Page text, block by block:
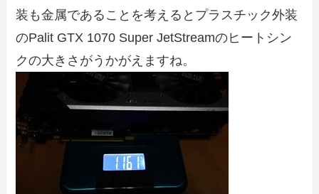
装も金属であることを考えるとプラスチック外装
のPalit GTX 1070 Super JetStreamのヒートシン
クの大きさがうかがえますね。